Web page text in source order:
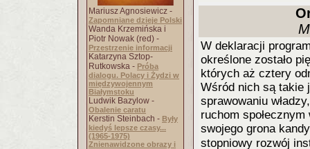
Mariusz Agnosiewicz -
Zapomniane dzieje Polski
Wanda Krzemińska i
Piotr Nowak (red) -
Przestrzenie informacji
Katarzyna Sztop-
Rutkowska - Próba
dialogu. Polacy i Żydzi w
międzywojennym
Białymstoku
Ludwik Bazylow -
Obalenie caratu
Kerstin Steinbach - Były
kiedyś lepsze czasy...
(1965-1975)
Znienawidzone obrazy i
W deklaracji
określone zostało
których aż cztery
Wśród nich są takie
sprawowaniu
ruchom
swojego grona
stopniowy rozwój